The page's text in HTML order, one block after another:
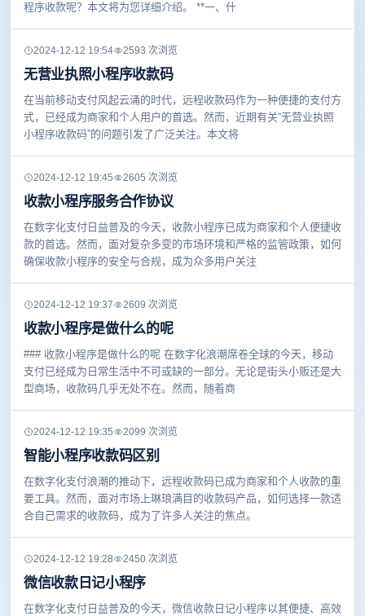
程序收款呢？本文将为您详细介绍。 **一、什
2024-12-12 19:54 2593 次浏览
无营业执照小程序收款码
在当前移动支付风起云涌的时代，远程收款码作为一种便捷的支付方
式，已经成为商家和个人用户的首选。然而，近期有关“无营业执照
小程序收款码”的问题引发了广泛关注。本文将
2024-12-12 19:45 2605 次浏览
收款小程序服务合作协议
在数字化支付日益普及的今天，收款小程序已成为商家和个人便捷收
款的首选。然而，面对复杂多变的市场环境和严格的监管政策，如何
确保收款小程序的安全与合规，成为众多用户关注
2024-12-12 19:37 2609 次浏览
收款小程序是做什么的呢
### 收款小程序是做什么的呢 在数字化浪潮席卷全球的今天，移动
支付已经成为日常生活中不可或缺的一部分。无论是街头小贩还是大
型商场，收款码几乎无处不在。然而，随着商
2024-12-12 19:35 2099 次浏览
智能小程序收款码区别
在数字化支付浪潮的推动下，远程收款码已成为商家和个人收款的重
要工具。然而，面对市场上琳琅满目的收款码产品，如何选择一款适
合自己需求的收款码，成为了许多人关注的焦点。
2024-12-12 19:28 2450 次浏览
微信收款日记小程序
在数字化支付日益普及的今天，微信收款日记小程序以其便捷、高效